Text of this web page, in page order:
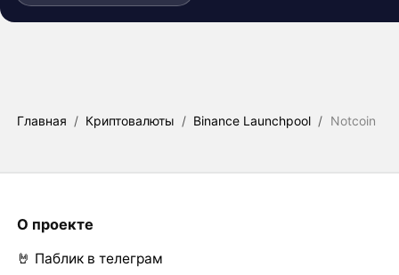
Главная / Криптовалюты / Binance Launchpool / Notcoin
О проекте
🤘 Паблик в телеграм